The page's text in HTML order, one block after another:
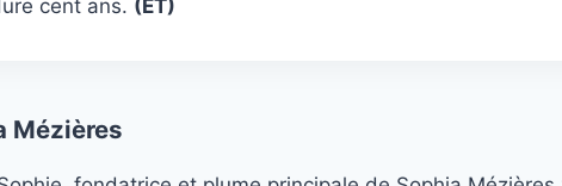
cent ans. (ET)
Mézières